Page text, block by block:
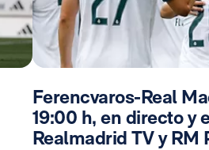
Ferencvaros-Real
19:00 h, en directo y
Realmadrid TV y RM